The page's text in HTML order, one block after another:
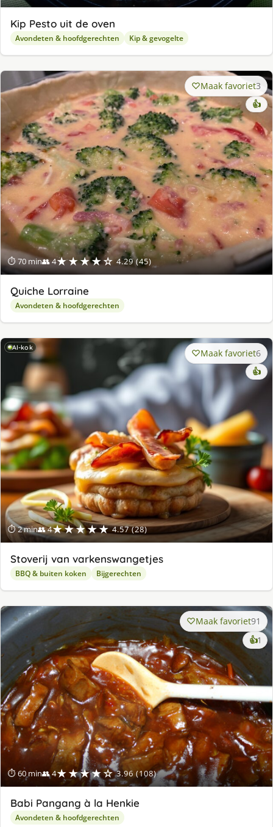
Kip Pesto uit de oven
Avondeten & hoofdgerechten Kip & gevogelte
⏱ 70 min👥 4★★★★☆ 4.29 (45)
Maak favoriet3
👍
Quiche Lorraine
Avondeten & hoofdgerechten
AI-kok
⏱ 2 min👥 4★★★★★ 4.57 (28)
Maak favoriet6
👍
Stoverij van varkenswangetjes
BBQ & buiten koken Bijgerechten
⏱ 60 min👥 4★★★★☆ 3.96 (108)
Maak favoriet91
👍1
Babi Pangang à la Henkie
Avondeten & hoofdgerechten